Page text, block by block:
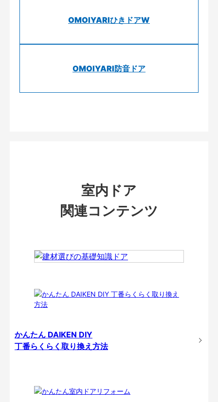
OMOIYARIひきドアW
OMOIYARI防音ドア
室内ドア
関連コンテンツ
かんたん DAIKEN DIY
丁番らくらく取り換え方法